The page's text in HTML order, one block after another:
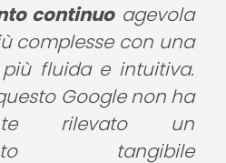
continuoagevola
complesse con una
fluida e intuitiva.
Google non ha
rilevato un
tangibile